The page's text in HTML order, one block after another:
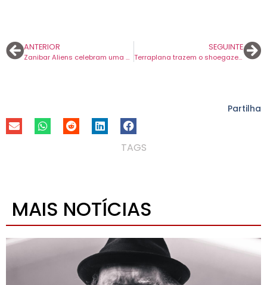
ANTERIOR
Zanibar Aliens celebram uma década de ‘Bela Vista’ em concerto na Casa Capitão.
SEGUINTE
Terraplana trazem o shoegaze brasileiro à Casa Capitão em agosto.
Partilha
TAGS
MAIS NOTÍCIAS